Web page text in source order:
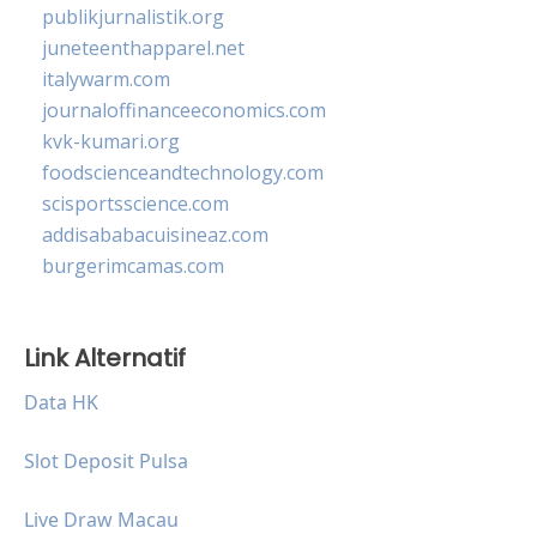
publikjurnalistik.org
juneteenthapparel.net
italywarm.com
journaloffinanceeconomics.com
kvk-kumari.org
foodscienceandtechnology.com
scisportsscience.com
addisababacuisineaz.com
burgerimcamas.com
Link Alternatif
Data HK
Slot Deposit Pulsa
Live Draw Macau